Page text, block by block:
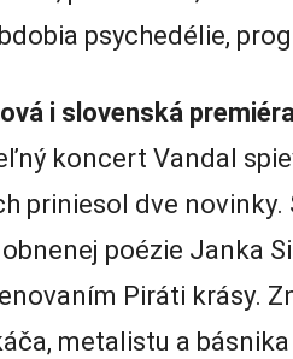
psychedélie,
i slovenská
koncert Vandal
priniesol dve
poézie Janka
Piráti krásy.
metalistu a